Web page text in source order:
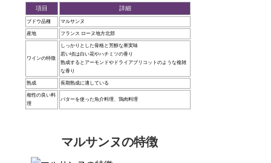
項目 詳細
ブドウ品種 マルサンヌ
産地 フランス ローヌ地方北部
ワインの特徴
しっかりとした骨格と芳醇な果実味
若い頃は白い花やハチミツの香り
熟成するとアーモンドやドライアプリコットのような複雑
な香り
熟成 長期熟成に適している
相性の良い料
理
バターを使った魚介料理、鶏肉料理
マルサンヌの特徴